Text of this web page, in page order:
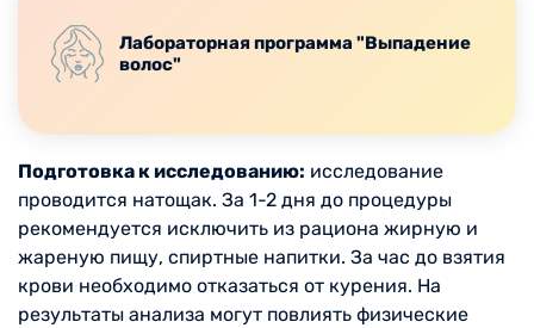
Лабораторная программа "Выпадение
волос"
Подготовка к исследованию: исследование
проводится натощак. За 1-2 дня до процедуры
рекомендуется исключить из рациона жирную и
жареную пищу, спиртные напитки. За час до взятия
крови необходимо отказаться от курения. На
результаты анализа могут повлиять физические